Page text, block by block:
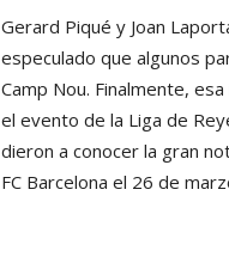
Gerard Piqué y Joan
especulado que algunos
Camp Nou. Finalmente,
el evento de la Liga de
dieron a conocer la gran
FC Barcelona el 26 de